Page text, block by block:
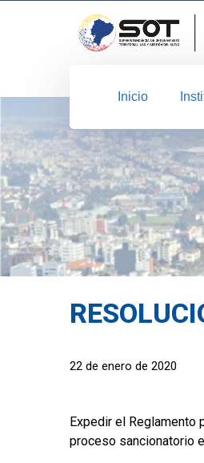
Inicio
22 de enero de 2020
Expedir el Reglamento
proceso sancionatorio